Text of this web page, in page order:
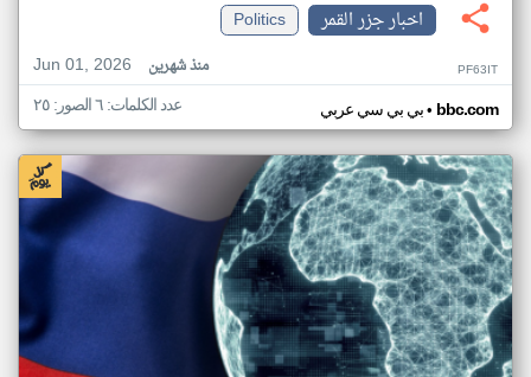
اخبار جزر القمر
Politics
Jun 01, 2026
منذ شهرين PF63IT
بي بي سي عربي• bbc.com عدد الكلمات: ٦ الصور: ٢٥